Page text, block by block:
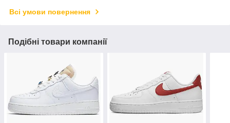
Всі умови повернення
Подібні товари компанії